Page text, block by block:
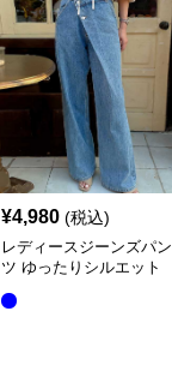
¥4,980 (税込)
レディースジーンズパン
ツ ゆったりシルエット